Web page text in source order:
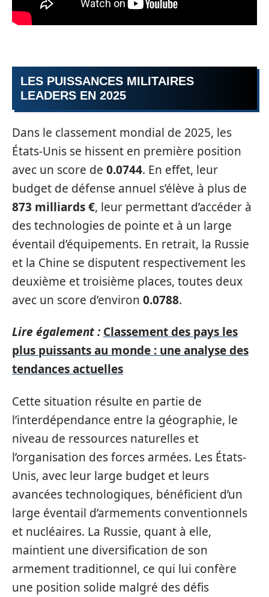
LES PUISSANCES MILITAIRES
LEADERS EN 2025
Dans le classement mondial de 2025, les
États-Unis se hissent en première position
avec un score de 0.0744. En effet, leur
budget de défense annuel s’élève à plus de
873 milliards €, leur permettant d’accéder à
des technologies de pointe et à un large
éventail d’équipements. En retrait, la Russie
et la Chine se disputent respectivement les
deuxième et troisième places, toutes deux
avec un score d’environ 0.0788.
Lire également : Classement des pays les
plus puissants au monde : une analyse des
tendances actuelles
Cette situation résulte en partie de
l’interdépendance entre la géographie, le
niveau de ressources naturelles et
l’organisation des forces armées. Les États-
Unis, avec leur large budget et leurs
avancées technologiques, bénéficient d’un
large éventail d’armements conventionnels
et nucléaires. La Russie, quant à elle,
maintient une diversification de son
armement traditionnel, ce qui lui confère
une position solide malgré des défis